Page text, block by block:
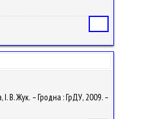
І. В. Жук. – Гродна : ГрДУ, 2009. –